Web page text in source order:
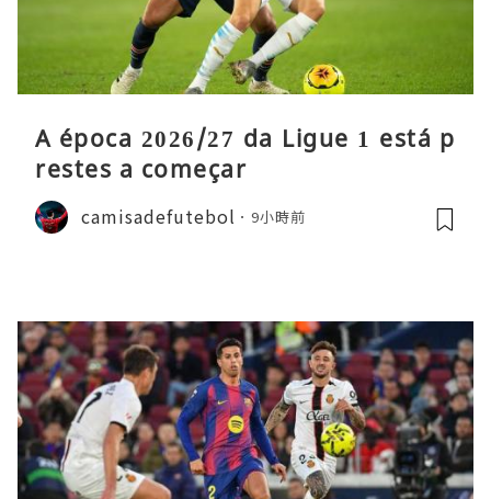
A época 2026/27 da Ligue 1 está p
restes a começar
camisadefutebol 9小時前